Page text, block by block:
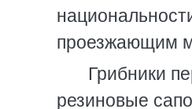
проезжающим
Грибники
резиновые